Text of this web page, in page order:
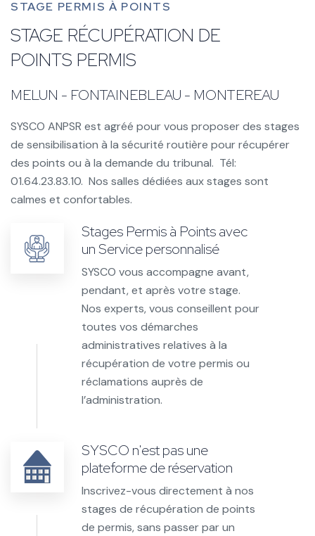
STAGE PERMIS À POINTS
STAGE RÉCUPÉRATION DE
POINTS PERMIS
MELUN - FONTAINEBLEAU - MONTEREAU
SYSCO ANPSR est agréé pour vous proposer des stages
de sensibilisation à la sécurité routière pour récupérer
des points ou à la demande du tribunal. Tél:
01.64.23.83.10. Nos salles dédiées aux stages sont
calmes et confortables.
Stages Permis à Points avec
un Service personnalisé
SYSCO vous accompagne avant,
pendant, et après votre stage.
Nos experts, vous conseillent pour
toutes vos démarches
administratives relatives à la
récupération de votre permis ou
réclamations auprès de
l’administration.
SYSCO n'est pas une
plateforme de réservation
Inscrivez-vous directement à nos
stages de récupération de points
de permis, sans passer par un